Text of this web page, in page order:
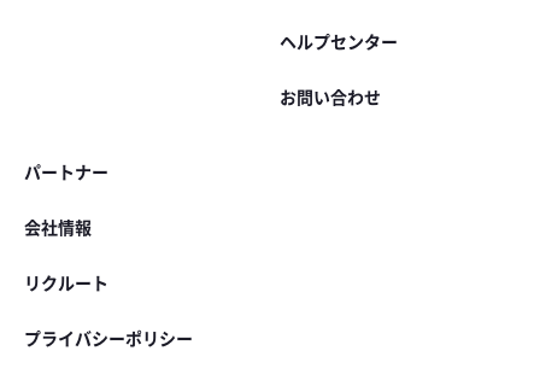
ヘルプセンター
お問い合わせ
パートナー
会社情報
リクルート
プライバシーポリシー